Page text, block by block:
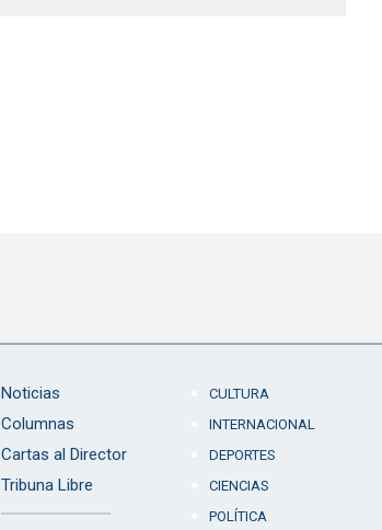
Noticias
Columnas
Cartas al Director
Tribuna Libre
CULTURA
INTERNACIONAL
DEPORTES
CIENCIAS
POLÍTICA